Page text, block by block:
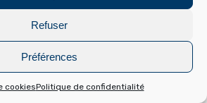
Refuser
Préférences
cookiesPolitique de confidentialité